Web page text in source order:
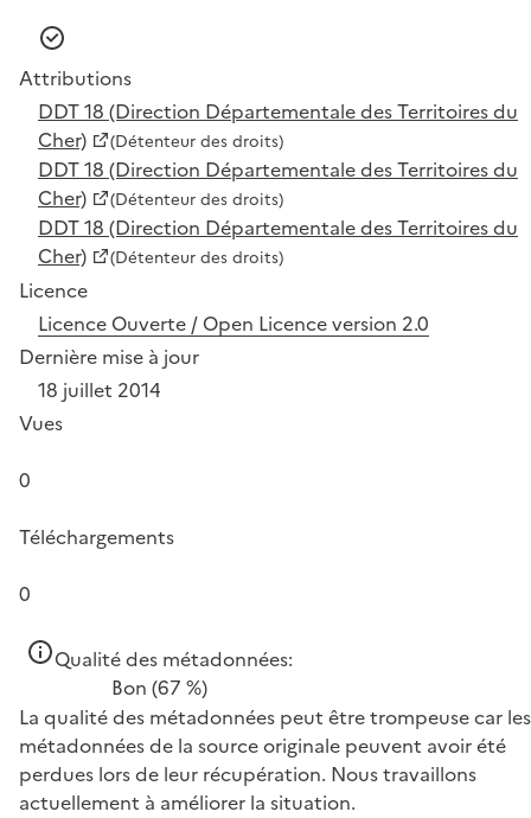
Attributions
DDT 18 (Direction Départementale des Territoires du
Cher)
(Détenteur des droits)
DDT 18 (Direction Départementale des Territoires du
Cher)
(Détenteur des droits)
DDT 18 (Direction Départementale des Territoires du
Cher)
(Détenteur des droits)
Licence
Licence Ouverte / Open Licence version 2.0
Dernière mise à jour
18 juillet 2014
Vues
0
Téléchargements
0
Qualité des métadonnées:
Bon (67 %)
La qualité des métadonnées peut être trompeuse car les
métadonnées de la source originale peuvent avoir été
perdues lors de leur récupération. Nous travaillons
actuellement à améliorer la situation.